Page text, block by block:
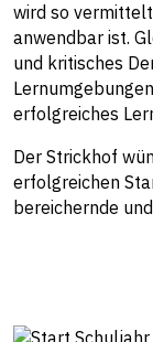
wird so
anwendbar ist.
und kritisches
erfolgreiches
Der Strickhof
erfolgreichen
bereichernde